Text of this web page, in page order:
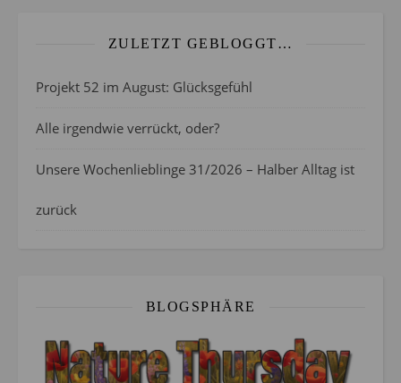
ZULETZT GEBLOGGT…
Projekt 52 im August: Glücksgefühl
Alle irgendwie verrückt, oder?
Unsere Wochenlieblinge 31/2026 – Halber Alltag ist
zurück
BLOGSPHÄRE